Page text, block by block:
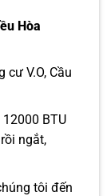
Hòa
cư V.O, Cầu
BTU
ngắt,
tôi đến